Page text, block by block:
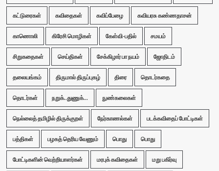
கட்டுரைகள் கவிதைகள் கவிப்பேழை கவியரசு கண்ணதாசன்
காணொலி கிரேசி மொழிகள் கேள்வி-பதில் சமயம்
சிறுகதைகள் செய்திகள் சேக்கிழார் பா நயம் ஜோதிடம்
தலையங்கம் திருமால் திருப்புகழ் திரை தொடர்கதை
தொடர்கள் நறுக்..துணுக்... நுண்கலைகள்
நெல்லைத் தமிழில் திருக்குறள் நேர்காணல்கள் படக்கவிதைப் போட்டிகள்
பத்திகள் பழகத் தெரிய வேணும் பொது பொது
போட்டிகளின் வெற்றியாளர்கள் மரபுக் கவிதைகள் மறு பகிர்வு